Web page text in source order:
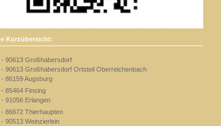
Kurzübersicht:
- 90613 Großhabersdorf
- 90613 Großhabersdorf Ortsteil Oberreichenbach
86159 Augsburg
85464 Finsing
91056 Erlangen
86672 Thierhaupten
90513 Weinzierlein